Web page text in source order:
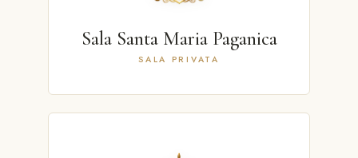
Sala Santa Maria Paganica
SALA PRIVATA